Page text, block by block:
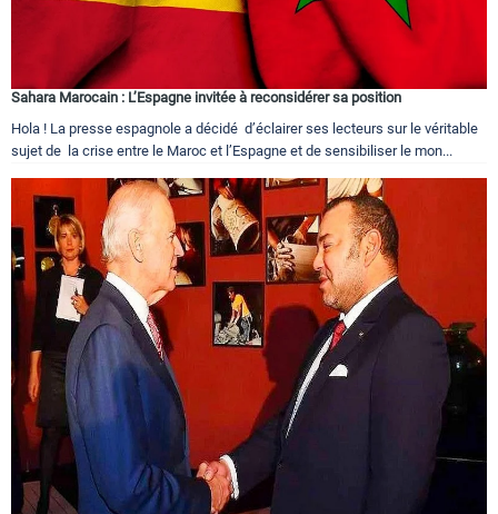
Sahara Marocain : L’Espagne invitée à reconsidérer sa position
Hola ! La presse espagnole a décidé d’éclairer ses lecteurs sur le véritable
sujet de la crise entre le Maroc et l’Espagne et de sensibiliser le mon...